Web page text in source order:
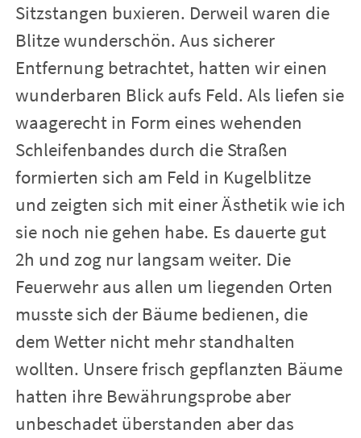
Sitzstangen buxieren. Derweil waren die
Blitze wunderschön. Aus sicherer
Entfernung betrachtet, hatten wir einen
wunderbaren Blick aufs Feld. Als liefen sie
waagerecht in Form eines wehenden
Schleifenbandes durch die Straßen
formierten sich am Feld in Kugelblitze
und zeigten sich mit einer Ästhetik wie ich
sie noch nie gehen habe. Es dauerte gut
2h und zog nur langsam weiter. Die
Feuerwehr aus allen um liegenden Orten
musste sich der Bäume bedienen, die
dem Wetter nicht mehr standhalten
wollten. Unsere frisch gepflanzten Bäume
hatten ihre Bewährungsprobe aber
unbeschadet überstanden aber das